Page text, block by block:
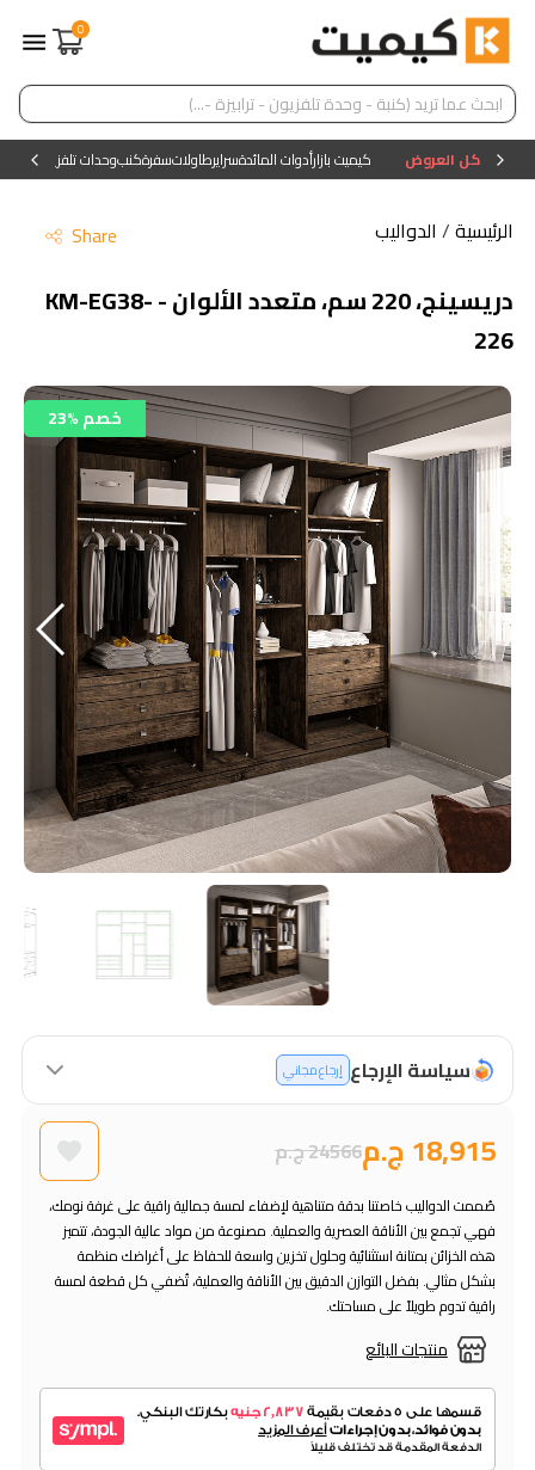
0
كل العروض كيميت بازارأدوات المائدةسرايرطاولاتسفرةكنبوحدات تلفزيون
الرئيسية/ الدواليب Share
دريسينج، 220 سم، متعدد الألوان - KM-EG38-
226
23% خصم
سياسة الإرجاع إرجاع مجاني
18,915 ج.م 24566 ج.م
منتجات البائع
صُممت الدواليب خاصتنا بدقة متناهية لإضفاء لمسة جمالية راقية على غرفة نومك،
فهي تجمع بين الأناقة العصرية والعملية. مصنوعة من مواد عالية الجودة، تتميز
هذه الخزائن بمتانة استثنائية وحلول تخزين واسعة للحفاظ على أغراضك منظمة
بشكل مثالي. بفضل التوازن الدقيق بين الأناقة والعملية، تُضفي كل قطعة لمسة
راقية تدوم طويلاً على مساحتك.